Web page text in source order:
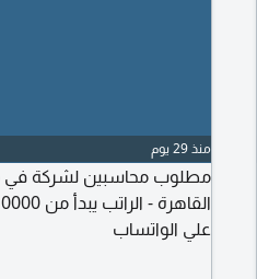
منذ 29 يوم
مطلوب محاسبين لشركة في
علي الواتساب